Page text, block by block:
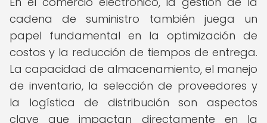
cadena de suministro también juega un
papel fundamental en la optimización de
costos y la reducción de tiempos de entrega.
La capacidad de almacenamiento, el manejo
de inventario, la selección de proveedores y
la logística de distribución son aspectos
clave que impactan directamente en la